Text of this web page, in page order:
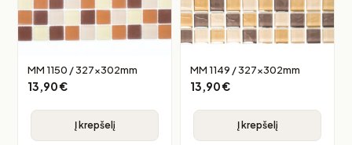
MM 1150 / 327x302mm
13,90€
Į krepšelį
MM 1149 / 327x302mm
13,90€
Į krepšelį